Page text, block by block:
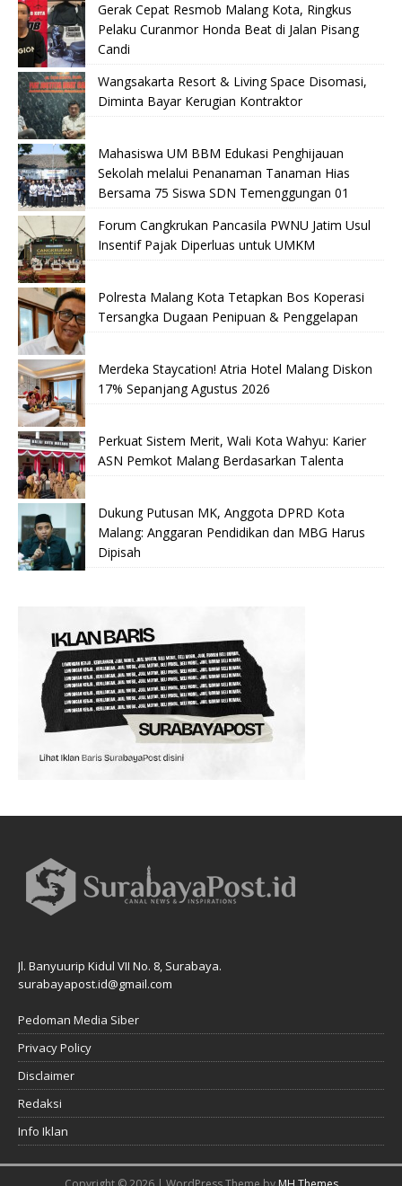
Gerak Cepat Resmob Malang Kota, Ringkus
Pelaku Curanmor Honda Beat di Jalan Pisang
Candi
Wangsakarta Resort & Living Space Disomasi,
Diminta Bayar Kerugian Kontraktor
Mahasiswa UM BBM Edukasi Penghijauan
Sekolah melalui Penanaman Tanaman Hias
Bersama 75 Siswa SDN Temenggungan 01
Forum Cangkrukan Pancasila PWNU Jatim Usul
Insentif Pajak Diperluas untuk UMKM
Polresta Malang Kota Tetapkan Bos Koperasi
Tersangka Dugaan Penipuan & Penggelapan
Merdeka Staycation! Atria Hotel Malang Diskon
17% Sepanjang Agustus 2026
Perkuat Sistem Merit, Wali Kota Wahyu: Karier
ASN Pemkot Malang Berdasarkan Talenta
Dukung Putusan MK, Anggota DPRD Kota
Malang: Anggaran Pendidikan dan MBG Harus
Dipisah
Jl. Banyuurip Kidul VII No. 8, Surabaya.
surabayapost.id@gmail.com
Pedoman Media Siber
Privacy Policy
Disclaimer
Redaksi
Info Iklan